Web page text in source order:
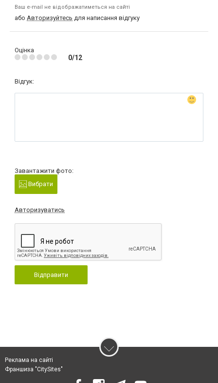
Ваш e-mail не відображатиметься на сайті
або Авторизуйтесь для написання відгуку
Оцінка
0/12
Відгук:
Завантажити фото:
Вибрати
Авторизуватись
Відправити
Реклама на сайті
Франшиза "CitySites"